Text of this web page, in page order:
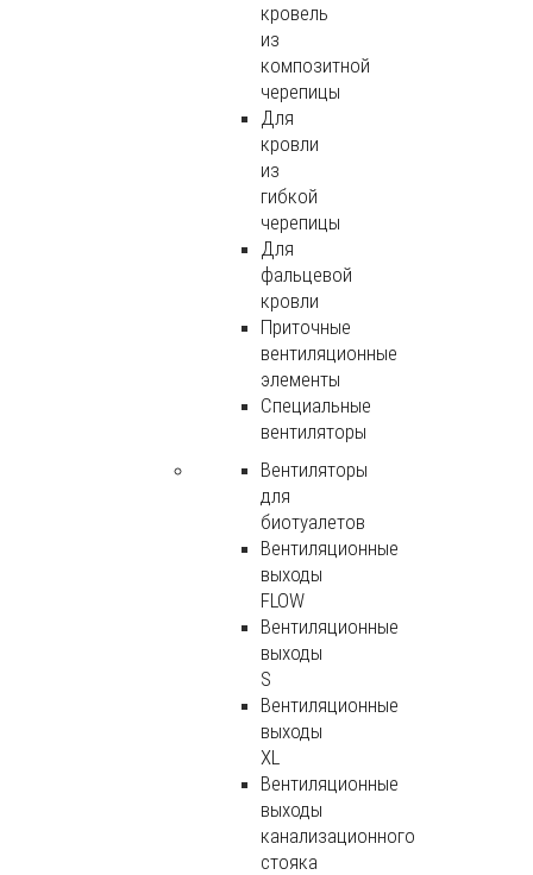
кровель
из
композитной
черепицы
Для
кровли
из
гибкой
черепицы
Для
фальцевой
кровли
Приточные
вентиляционные
элементы
Специальные
вентиляторы
Вентиляторы
для
биотуалетов
Вентиляционные
выходы
FLOW
Вентиляционные
выходы
S
Вентиляционные
выходы
XL
Вентиляционные
выходы
канализационного
стояка